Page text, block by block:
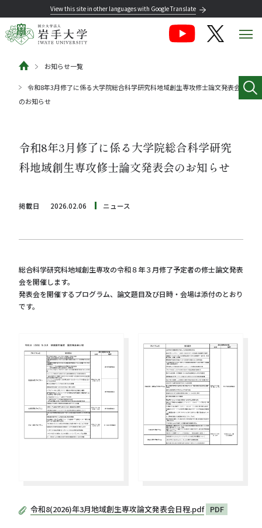
View this site in other languages with Google Translate
お知らせ一覧
令和8年3月修了に係る大学院総合科学研究科地域創生専攻修士論文発表会
のお知らせ
令和8年3月修了に係る大学院総合科学研究
科地域創生専攻修士論文発表会のお知らせ
掲載日 2026.02.06 ニュース
総合科学研究科地域創生専攻の令和８年３月修了予定者の修士論文発表
会を開催します。
発表会を開催するプログラム、論文題目及び日時・会場は添付のとおり
です。
令和8(2026)年3月地域創生専攻論文発表会日程.pdf PDF